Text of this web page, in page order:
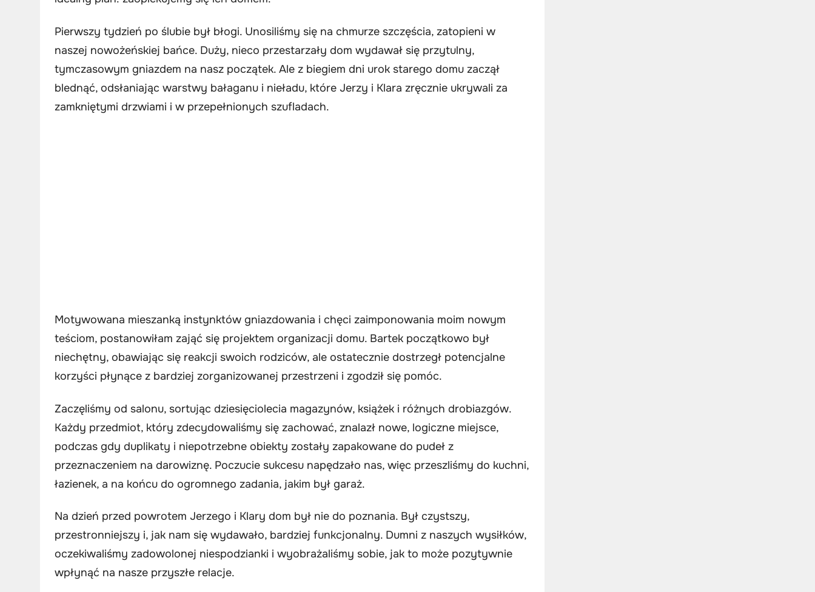
Pierwszy tydzień po ślubie był błogi. Unosiliśmy się na chmurze szczęścia, zatopieni w
naszej nowożeńskiej bańce. Duży, nieco przestarzały dom wydawał się przytulny,
tymczasowym gniazdem na nasz początek. Ale z biegiem dni urok starego domu zaczął
blednąć, odsłaniając warstwy bałaganu i nieładu, które Jerzy i Klara zręcznie ukrywali za
zamkniętymi drzwiami i w przepełnionych szufladach.
Motywowana mieszanką instynktów gniazdowania i chęci zaimponowania moim nowym
teściom, postanowiłam zająć się projektem organizacji domu. Bartek początkowo był
niechętny, obawiając się reakcji swoich rodziców, ale ostatecznie dostrzegł potencjalne
korzyści płynące z bardziej zorganizowanej przestrzeni i zgodził się pomóc.
Zaczęliśmy od salonu, sortując dziesięciolecia magazynów, książek i różnych drobiazgów.
Każdy przedmiot, który zdecydowaliśmy się zachować, znalazł nowe, logiczne miejsce,
podczas gdy duplikaty i niepotrzebne obiekty zostały zapakowane do pudeł z
przeznaczeniem na darowiznę. Poczucie sukcesu napędzało nas, więc przeszliśmy do kuchni,
łazienek, a na końcu do ogromnego zadania, jakim był garaż.
Na dzień przed powrotem Jerzego i Klary dom był nie do poznania. Był czystszy,
przestronniejszy i, jak nam się wydawało, bardziej funkcjonalny. Dumni z naszych wysiłków,
oczekiwaliśmy zadowolonej niespodzianki i wyobrażaliśmy sobie, jak to może pozytywnie
wpłynąć na nasze przyszłe relacje.